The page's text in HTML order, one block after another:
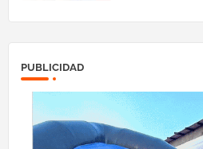
PUBLICIDAD